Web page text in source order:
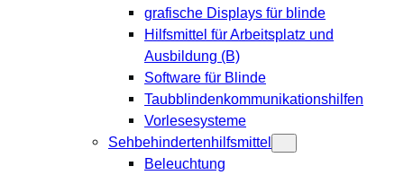
grafische Displays für blinde
Hilfsmittel für Arbeitsplatz und
Ausbildung (B)
Software für Blinde
Taubblindenkommunikationshilfen
Vorlesesysteme
Sehbehindertenhilfsmittel
Beleuchtung